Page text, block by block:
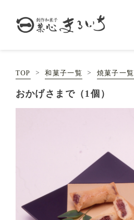
TOP 和菓子一覧 焼菓子一覧
おかげさまで（1個）